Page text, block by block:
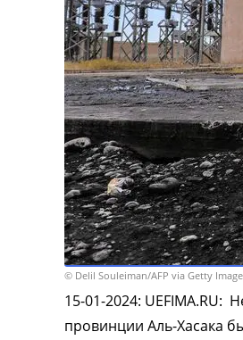
© Delil Souleiman/AFP via Getty
15-01-2024: UEFIMA.RU:
провинции Аль-Хасака